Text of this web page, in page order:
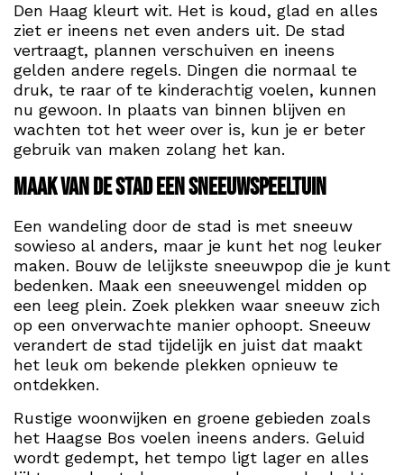
Den Haag kleurt wit. Het is koud, glad en alles
ziet er ineens net even anders uit. De stad
vertraagt, plannen verschuiven en ineens
gelden andere regels. Dingen die normaal te
druk, te raar of te kinderachtig voelen, kunnen
nu gewoon. In plaats van binnen blijven en
wachten tot het weer over is, kun je er beter
gebruik van maken zolang het kan.
Maak van de stad een sneeuwspeeltuin
Een wandeling door de stad is met sneeuw
sowieso al anders, maar je kunt het nog leuker
maken. Bouw de lelijkste sneeuwpop die je kunt
bedenken. Maak een sneeuwengel midden op
een leeg plein. Zoek plekken waar sneeuw zich
op een onverwachte manier ophoopt. Sneeuw
verandert de stad tijdelijk en juist dat maakt
het leuk om bekende plekken opnieuw te
ontdekken.
Rustige woonwijken en groene gebieden zoals
het Haagse Bos voelen ineens anders. Geluid
wordt gedempt, het tempo ligt lager en alles